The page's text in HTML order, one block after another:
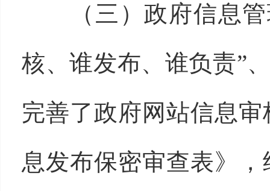
（三）政府信息管
核、谁发布、谁负责”
完善了政府网站信息
息发布保密审查表》